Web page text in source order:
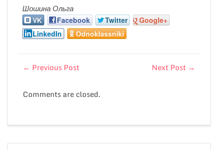
Шошина Ольга
VK Facebook Twitter
Google+
LinkedIn
Odnoklassniki
← Previous Post Next Post →
Comments are closed.